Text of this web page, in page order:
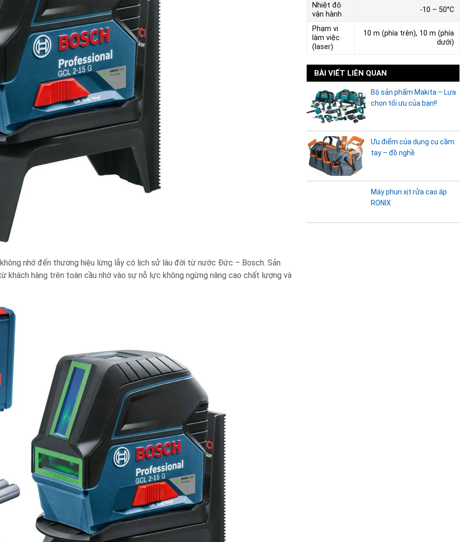
nhớ đến thương hiệu lừng lẫy có lịch sử lâu đời từ nước Đức – Bosch. Sản
khách hàng trên toàn cầu nhờ vào sự nỗ lực không ngừng nâng cao chất lượng và
Nhiệt độ
vận hành
-10 – 50°C
Phạm vi
làm việc
(laser)
10 m (phía trên), 10 m (phía
dưới)
BÀI VIẾT LIÊN QUAN
Bộ sản phẩm Makita – Lựa
chọn tối ưu của bạn!!
Ưu điểm của dụng cụ cầm
tay – đồ nghề
Máy phun xịt rửa cao áp
RONIX